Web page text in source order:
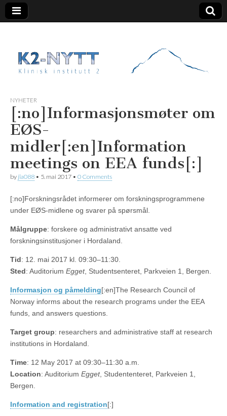
K2 Nytt
NYHETER
[:no]Informasjonsmøter om
EØS-
midler[:en]Information
meetings on EEA funds[:]
by jla088 • 5. mai 2017 • 0 Comments
[:no]Forskningsrådet informerer om forskningsprogrammene
under EØS-midlene og svarer på spørsmål.
Målgruppe: forskere og administrativt ansatte ved
forskningsinstitusjoner i Hordaland.
Tid: 12. mai 2017 kl. 09:30–11:30.
Sted: Auditorium Egget, Studentsenteret, Parkveien 1, Bergen.
Informasjon og påmelding[:en]The Research Council of
Norway informs about the research programs under the EEA
funds, and answers questions.
Target group: researchers and administrative staff at research
institutions in Hordaland.
Time: 12 May 2017 at 09:30–11:30 a.m.
Location: Auditorium Egget, Studententeret, Parkveien 1,
Bergen.
Information and registration[:]